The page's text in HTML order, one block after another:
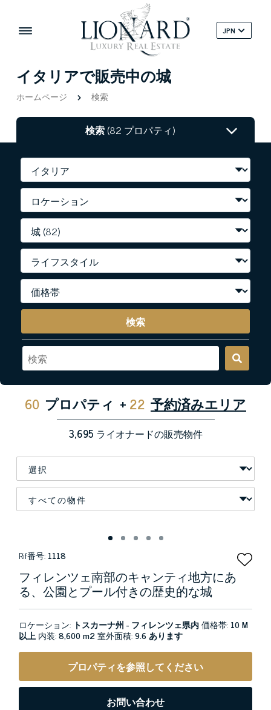
JPN
イタリアで販売中の城
ホームページ 検索
検索(82 プロパティ)
検索
60 プロパティ + 22 予約済みエリア
3,695 ライオナードの販売物件
Rif番号: 1118
フィレンツェ南部のキャンティ地方にあ
る、公園とプール付きの歴史的な城
ロケーション: トスカーナ州 - フィレンツェ県内価格帯: 10 M
以上 内装:8,600 m2室外面積:9.6 あります
プロパティを参照してください
お問い合わせ